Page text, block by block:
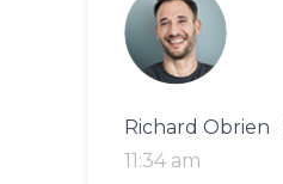
Richard Obrien
11:34 am